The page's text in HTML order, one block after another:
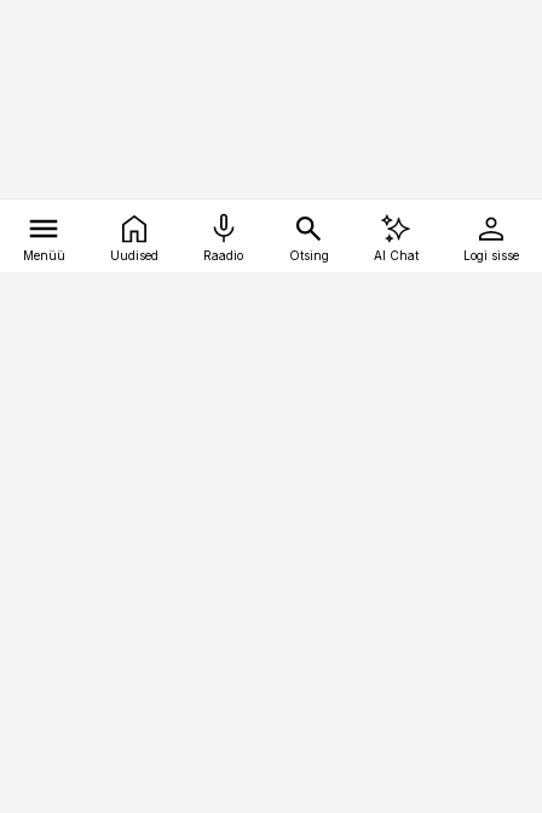
Menüü Uudised Raadio Otsing AI Chat Logi sisse